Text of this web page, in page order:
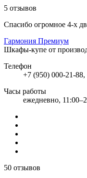
5 отзывов
Спасибо огромное 4-х
Гармония Премиум
Шкафы-купе от
Телефон
+7 (950) 000-21-
Часы работы
ежедневно,
50 отзывов